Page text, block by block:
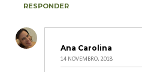
RESPONDER
Ana Carolina
14 NOVEMBRO, 2018